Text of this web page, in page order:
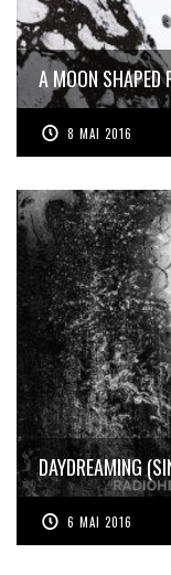
A MOON
8 MAI 2016
DAYDREAMING
6 MAI 2016